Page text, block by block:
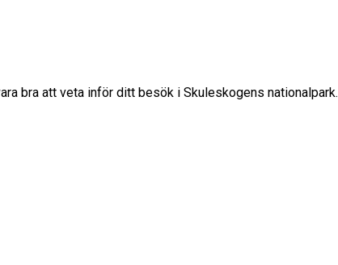
bra att veta inför ditt besök i Skuleskogens nationalpark.